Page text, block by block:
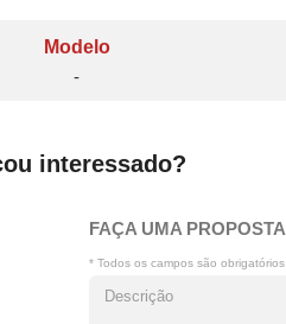
Modelo
-
interessado?
FAÇA UMA PROPOSTA
* Todos os campos são obrigatórios